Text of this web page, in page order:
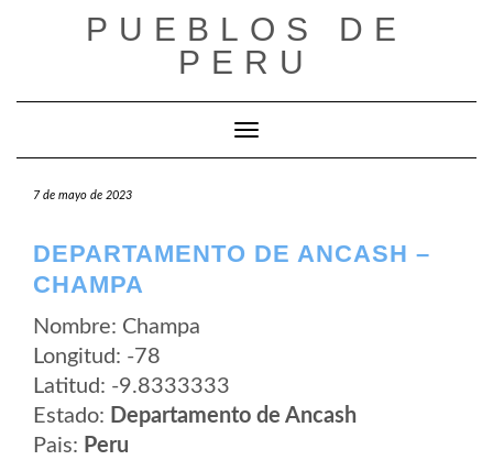
PUEBLOS DE
PERU
Cambiar modo de navegación
7 de mayo de 2023
DEPARTAMENTO DE ANCASH –
CHAMPA
Nombre: Champa
Longitud: -78
Latitud: -9.8333333
Estado: Departamento de Ancash
Pais: Peru